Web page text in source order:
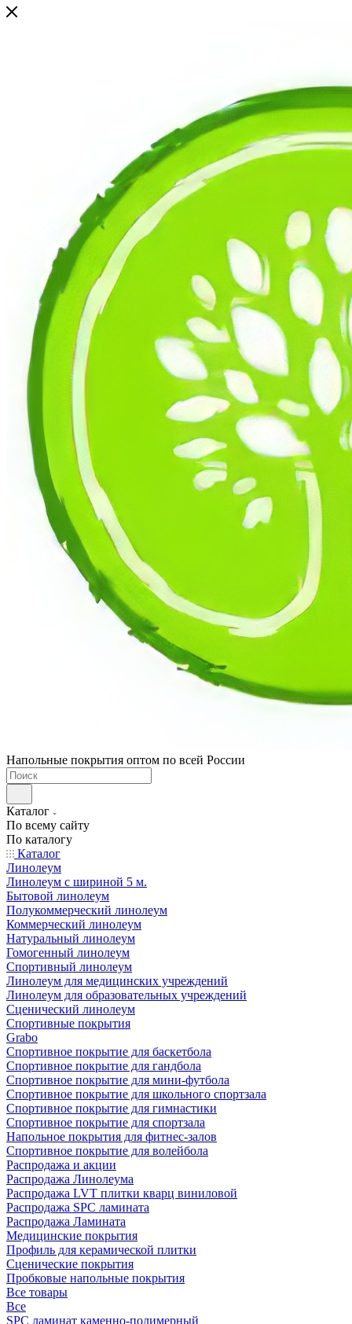
Напольные покрытия оптом по всей России
Каталог
По всему сайту
По каталогу
Каталог
Линолеум
Линолеум с шириной 5 м.
Бытовой линолеум
Полукоммерческий линолеум
Коммерческий линолеум
Натуральный линолеум
Гомогенный линолеум
Спортивный линолеум
Линолеум для медицинских учреждений
Линолеум для образовательных учреждений
Сценический линолеум
Спортивные покрытия
Grabo
Спортивное покрытие для баскетбола
Спортивное покрытие для гандбола
Спортивное покрытие для мини-футбола
Спортивное покрытие для школьного спортзала
Спортивное покрытие для гимнастики
Спортивное покрытие для спортзала
Напольное покрытия для фитнес-залов
Спортивное покрытие для волейбола
Распродажа и акции
Распродажа Линолеума
Распродажа LVT плитки кварц виниловой
Распродажа SPC ламината
Распродажа Ламината
Медицинские покрытия
Профиль для керамической плитки
Сценические покрытия
Пробковые напольные покрытия
Все товары
Все
SPC ламинат каменно-полимерный